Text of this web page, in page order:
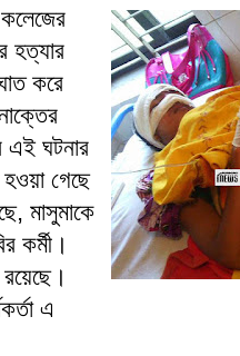
কলেজের
হত্যার
করে
এই ঘটনার
গেছে
মাসুমাকে
কর্মী।
এ